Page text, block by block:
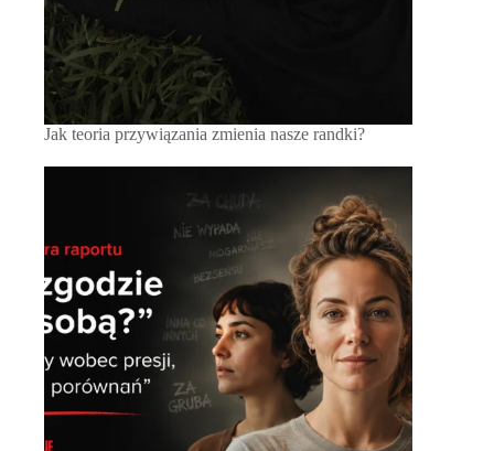
Jak teoria przywiązania zmienia nasze randki?